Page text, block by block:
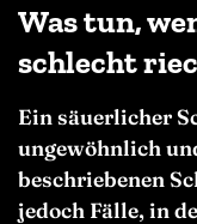
Was tun,
schlecht
Ein säuerlicher
ungewöhnlich
beschriebenen
jedoch Fälle, in